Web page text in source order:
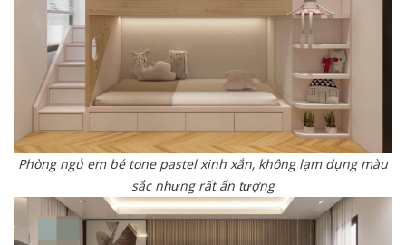
Phòng ngủ em bé tone pastel xinh xắn, không lạm dụng màu
sắc nhưng rất ấn tượng